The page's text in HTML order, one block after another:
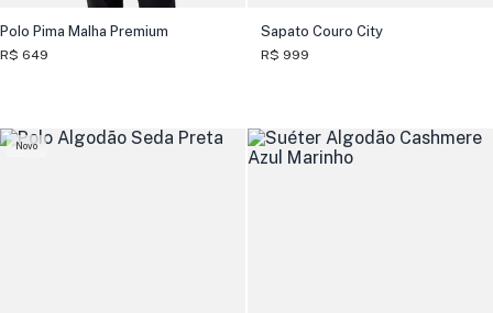
Polo Pima Malha Premium
R$ 649
Sapato Couro City
R$ 999
Novo